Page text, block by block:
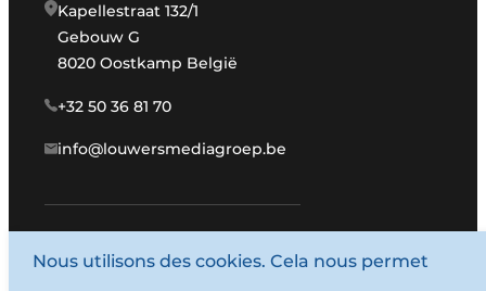
Kapellestraat 132/1
Gebouw G
8020 Oostkamp België
+32 50 36 81 70
info@louwersmediagroep.be
www.louwersmediagroep.com
Nous utilisons des cookies. Cela nous permet